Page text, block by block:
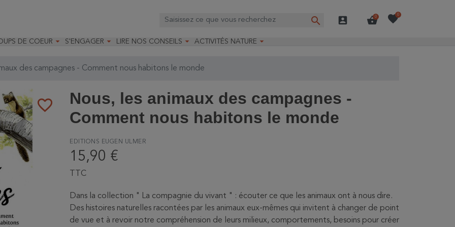
search account_box shopping_basket
0 favorite0
DE COEUR  S'ENGAGER 
Faire un legs
LIRE NOS CONSEILS 
Installer un abreuvoir
ACTIVITÉS NATURE 
Formations longues
des campagnes - Comment nous habitons le monde
favorite_border
Nous, les animaux des campagnes -
Comment nous habitons le monde
EDITIONS EUGEN ULMER
15,90 €
TTC
Dans la collection " La compagnie du vivant " : écouter ce que les animaux ont à nous dire.
Des histoires naturelles racontées par les animaux eux-mêmes qui invitent à changer de point
de vue et à revoir notre compréhension de leurs milieux, comportements, besoins pour créer